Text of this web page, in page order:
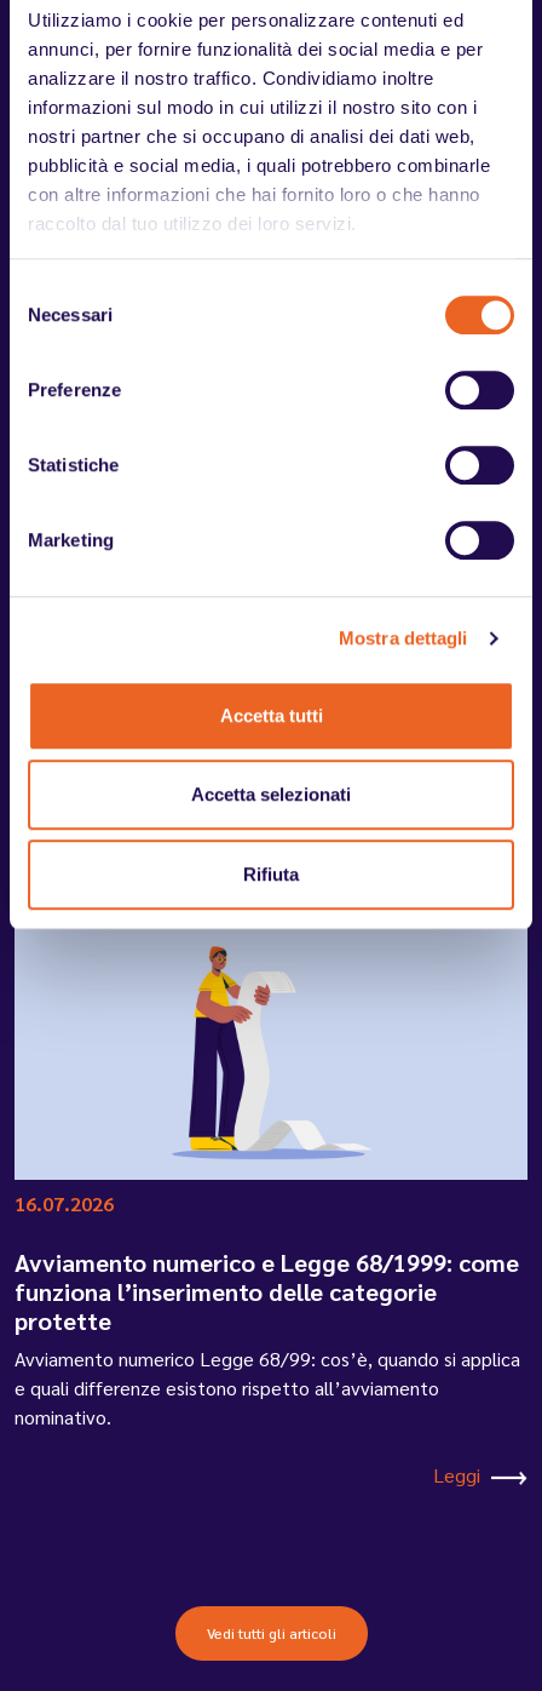
Utilizziamo i cookie per personalizzare contenuti ed
annunci, per fornire funzionalità dei social media e per
analizzare il nostro traffico. Condividiamo inoltre
informazioni sul modo in cui utilizzi il nostro sito con i
nostri partner che si occupano di analisi dei dati web,
pubblicità e social media, i quali potrebbero combinarle
con altre informazioni che hai fornito loro o che hanno
raccolto dal tuo utilizzo dei loro servizi.
delNecessari
Preferenze
Statistiche
Marketing
Mostra dettagli
Accetta tutti
Accetta selezionati
Rifiuta
Categorie protette, retribuzione e orario di
lavoro: cosa prevede davvero la Legge
68/1999
Categorie protette: stipendio, orario di lavoro, part-time e
accomodamenti ragionevoli. Cosa prevede la Legge
68/1999.
siti web e app dei soggetti privati e collegamento con la
16.07.2026
Avviamento numerico e Legge 68/1999: come
funziona l’inserimento delle categorie
protette
Avviamento numerico Legge 68/99: cos’è, quando si applica
e quali differenze esistono rispetto all’avviamento
nominativo.
Leggi
Vedi tutti gli articoli